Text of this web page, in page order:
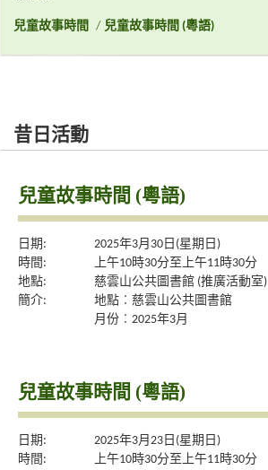
兒童故事時間 / 兒童故事時間 (粵語)
昔日活動
兒童故事時間 (粵語)
日期:
2025年3月30日(星期日)
時間:
上午10時30分至上午11時30分
地點:
慈雲山公共圖書館 (推廣活動室)
簡介:
地點︰慈雲山公共圖書館
月份︰2025年3月
兒童故事時間 (粵語)
日期:
2025年3月23日(星期日)
時間:
上午10時30分至上午11時30分